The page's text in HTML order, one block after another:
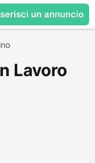
un annuncio
Lavoro